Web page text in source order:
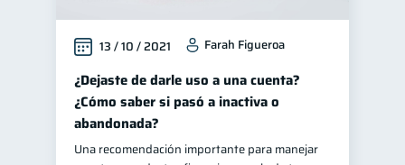
Educación Financiera 1
Fraudes 1
Información financiera 1
inversiones 1
Salud mental
13 / 10 / 2021 Farah Figueroa
¿Dejaste de darle uso a una cuenta?
¿Cómo saber si pasó a inactiva o
abandonada?
Una recomendación importante para manejar